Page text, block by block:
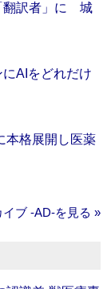
翻訳者」に 城
AIをどれだけ
本格展開し医薬
ブ ‐AD‐を見る »